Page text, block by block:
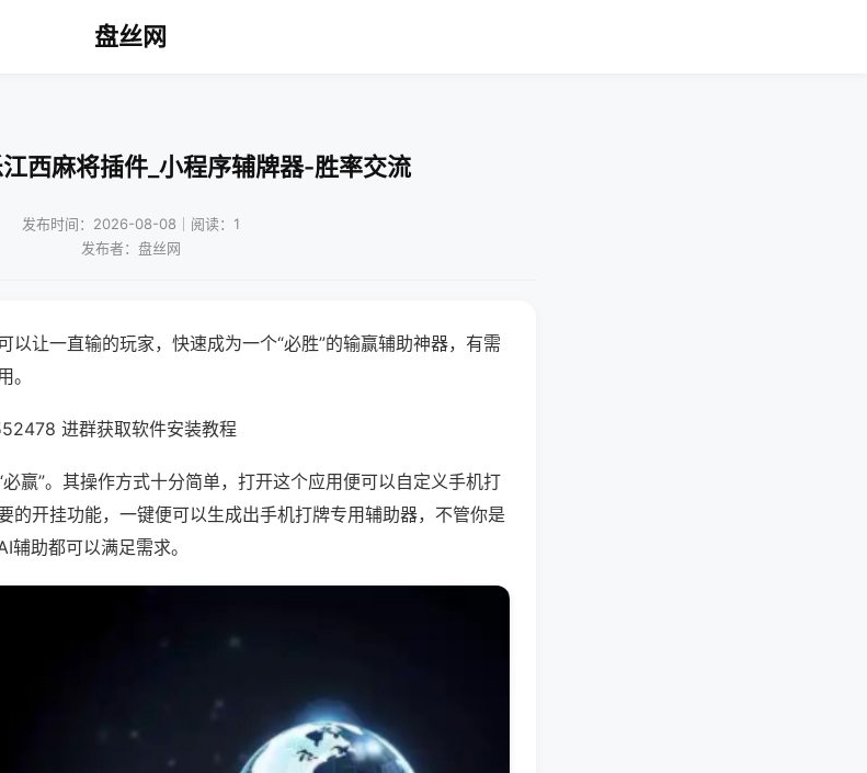
盘丝网
西麻将插件_小程序辅牌器-胜率交流
发布时间：2026-08-08｜阅读：1
发布者：盘丝网
以让一直输的玩家，快速成为一个“必胜”的输赢辅助神器，有需
。
进群获取软件安装教程
赢”。其操作方式十分简单，打开这个应用便可以自定义手机打
的开挂功能，一键便可以生成出手机打牌专用辅助器，不管你是
助都可以满足需求。